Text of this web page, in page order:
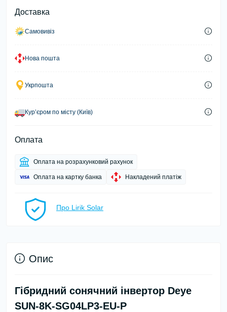
Доставка
Самовивіз
Нова пошта
Укрпошта
Курʼєром по місту (Київ)
Оплата
Оплата на розрахунковий рахунок
Оплата на картку банка Накладений платіж
Про Lirik Solar
Опис
Гібридний сонячний інвертор Deye
SUN-8K-SG04LP3-EU-P